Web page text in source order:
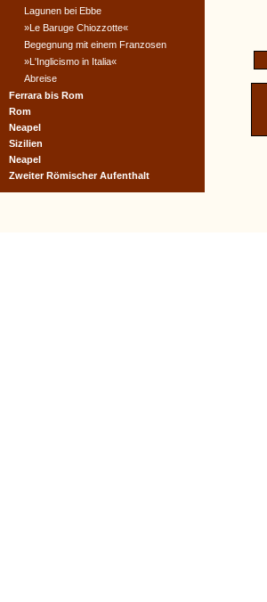
Lagunen bei Ebbe
»Le Baruge Chiozzotte«
Begegnung mit einem Franzosen
»L'Inglicismo in Italia«
Abreise
Ferrara bis Rom
Rom
Neapel
Sizilien
Neapel
Zweiter Römischer Aufenthalt